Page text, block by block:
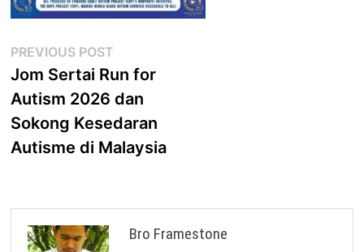
Post
navigation
PREVIOUS POST
post:
Jom Sertai Run for
Autism 2026 dan
Sokong Kesedaran
Autisme di Malaysia
Bro Framestone